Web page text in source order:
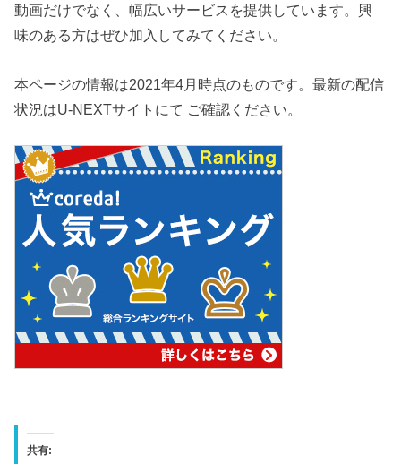
動画だけでなく、幅広いサービスを提供しています。興
味のある方はぜひ加入してみてください。
本ページの情報は2021年4月時点のものです。最新の配信
状況はU-NEXTサイトにて ご確認ください。
共有: